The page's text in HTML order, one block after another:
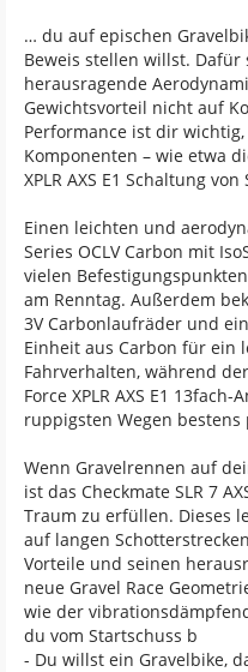
… du auf epischen
Beweis stellen willst. Dafür
herausragende
Gewichtsvorteil nicht auf
Performance ist dir
Komponenten – wie etwa
XPLR AXS E1 Schaltung von
Einen leichten und
Series OCLV Carbon mit
vielen
am Renntag. Außerdem
3V Carbonlaufräder und
Einheit aus Carbon für ein
Fahrverhalten, während
Force XPLR AXS E1
ruppigsten Wegen
Wenn Gravelrennen auf
ist das Checkmate SLR 7
Traum zu erfüllen. Dieses
auf langen
Vorteile und seinen
neue Gravel Race
wie der
du vom Startschuss b
- Du willst ein Gravelbike,